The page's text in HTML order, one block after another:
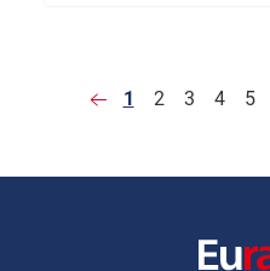
1 2 3 4 5